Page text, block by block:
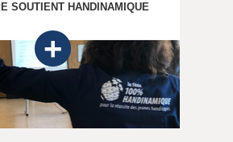
SOUTIENT HANDINAMIQUE